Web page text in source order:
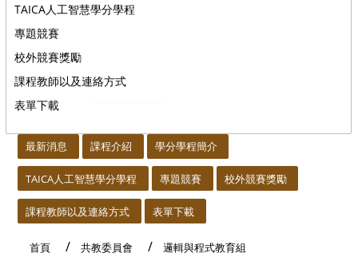
TAICA人工智慧學分學程
專題競賽
校外競賽獎勵
課程教師以及連絡方式
表單下載
最新消息 課程介紹 學分學程簡介
TAICA人工智慧學分學程 專題競賽 校外競賽獎勵
課程教師以及連絡方式 表單下載
首頁 共教委員會
邏輯與程式教育組